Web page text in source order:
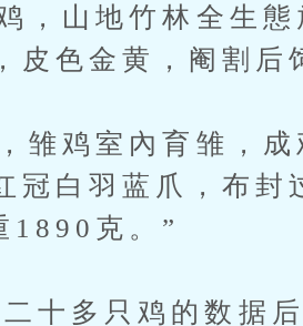
山地竹林全生態
皮色金黄，阉割后
鸡室內育雏，成
冠白羽蓝爪，布封
1890克。”
十多只鸡的数据后